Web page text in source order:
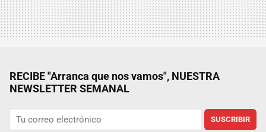
RECIBE "Arranca que nos vamos", NUESTRA
NEWSLETTER SEMANAL
SUSCRIBIR